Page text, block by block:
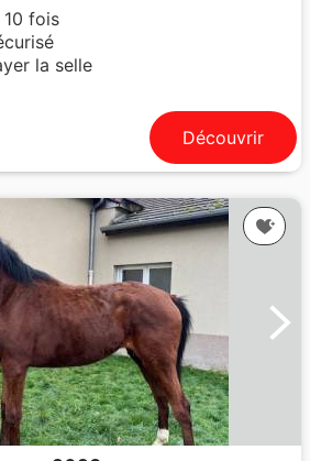
10 fois
la selle
Découvrir